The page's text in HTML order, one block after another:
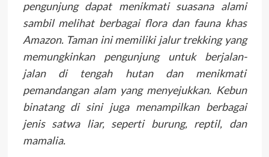
pengunjung dapat menikmati suasana alami
sambil melihat berbagai flora dan fauna khas
Amazon. Taman ini memiliki jalur trekking yang
memungkinkan pengunjung untuk berjalan-
jalan di tengah hutan dan menikmati
pemandangan alam yang menyejukkan. Kebun
binatang di sini juga menampilkan berbagai
jenis satwa liar, seperti burung, reptil, dan
mamalia.